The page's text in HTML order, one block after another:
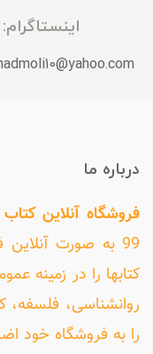
اینستاگرام:
درباره ما
فروشگاه آنلاین
99 به صورت
کتابها را در زمینه
روانشناسی،
را به فروشگاه خود